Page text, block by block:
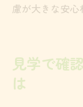
慮が大きな安心
見学で確
は